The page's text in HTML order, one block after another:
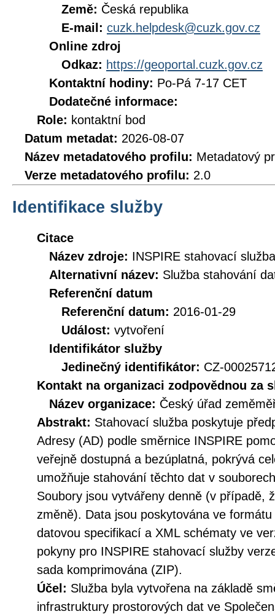
Země: Česká republika
E-mail: cuzk.helpdesk@cuzk.gov.cz
Online zdroj
Odkaz: https://geoportal.cuzk.gov.cz
Kontaktní hodiny: Po-Pá 7-17 CET
Dodatečné informace:
Role: kontaktní bod
Datum metadat: 2026-08-07
Název metadatového profilu: Metadatový
Verze metadatového profilu: 2.0
Identifikace služby
Citace
Název zdroje: INSPIRE stahovací
Alternativní název: Služba stahování
Referenční datum
Referenční datum: 2016-01-29
Událost: vytvoření
Identifikátor služby
Jedinečný identifikátor: CZ-
Kontakt na organizaci zodpovědnou za
Název organizace: Český úřad
Abstrakt: Stahovací služba poskytuje
Adresy (AD) podle směrnice INSPIRE
veřejně dostupná a bezúplatná, pokrývá
umožňuje stahování těchto dat v
Soubory jsou vytvářeny denně (v případě,
změně). Data jsou poskytována ve
datovou specifikací a XML schématy ve
pokyny pro INSPIRE stahovací služby
sada komprimována (ZIP).
Účel: Služba byla vytvořena na základě
infrastruktury prostorových dat ve